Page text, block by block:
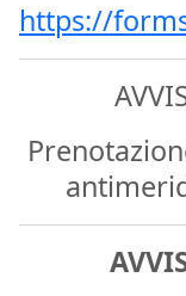
https://